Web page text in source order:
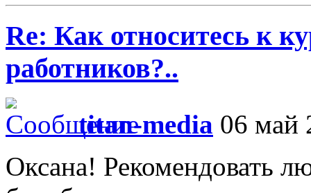
Re: Как относитесь к
работников?..
titan-media 06 май
Оксана! Рекомендовать